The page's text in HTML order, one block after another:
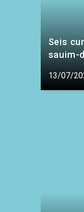
Seis
sauim-
13/07/